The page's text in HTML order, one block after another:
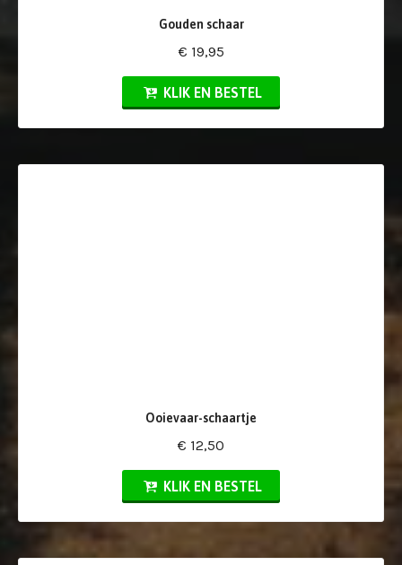
Gouden schaar
€ 19,95
KLIK EN BESTEL
Ooievaar-schaartje
€ 12,50
KLIK EN BESTEL